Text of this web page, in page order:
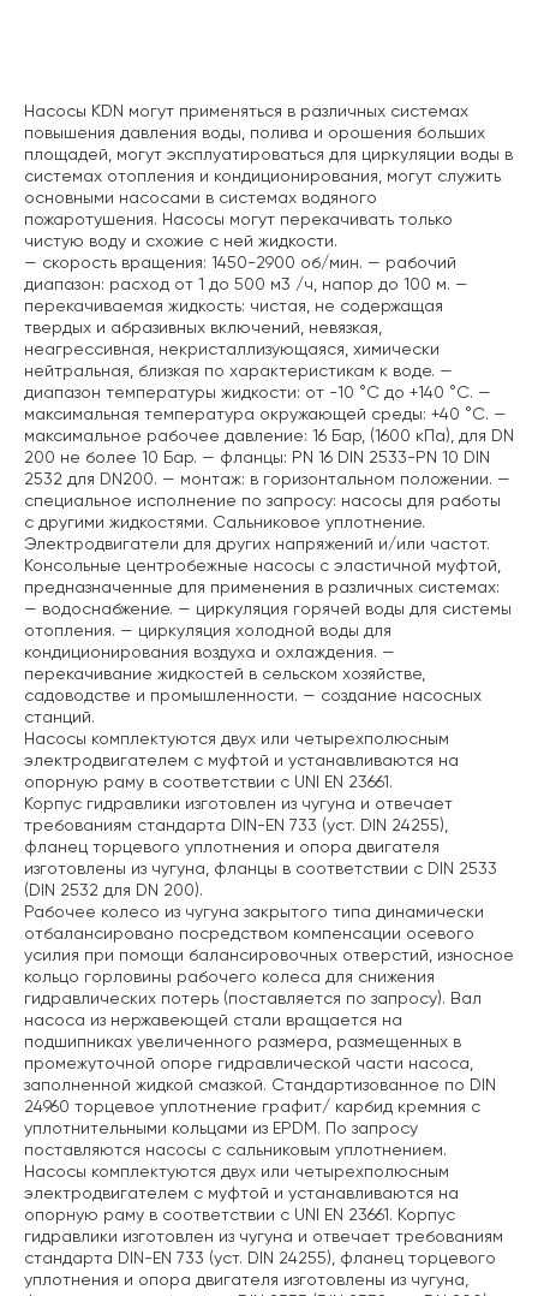
Насосы KDN могут применяться в различных системах
повышения давления воды, полива и орошения больших
площадей, могут эксплуатироваться для циркуляции воды в
системах отопления и кондиционирования, могут служить
основными насосами в системах водяного
пожаротушения. Насосы могут перекачивать только
чистую воду и схожие с ней жидкости.
— скорость вращения: 1450-2900 об/мин. — рабочий
диапазон: расход от 1 до 500 м3 /ч, напор до 100 м. —
перекачиваемая жидкость: чистая, не содержащая
твердых и абразивных включений, невязкая,
неагрессивная, некристаллизующаяся, химически
нейтральная, близкая по характеристикам к воде. —
диапазон температуры жидкости: от -10 °C до +140 °C. —
максимальная температура окружающей среды: +40 °C. —
максимальное рабочее давление: 16 Бар, (1600 кПа), для DN
200 не более 10 Бар. — фланцы: PN 16 DIN 2533-PN 10 DIN
2532 для DN200. — монтаж: в горизонтальном положении. —
специальное исполнение по запросу: насосы для работы
с другими жидкостями. Сальниковое уплотнение.
Электродвигатели для других напряжений и/или частот.
Консольные центробежные насосы с эластичной муфтой,
предназначенные для применения в различных системах:
— водоснабжение. — циркуляция горячей воды для системы
отопления. — циркуляция холодной воды для
кондиционирования воздуха и охлаждения. —
перекачивание жидкостей в сельском хозяйстве,
садоводстве и промышленности. — создание насосных
станций.
Насосы комплектуются двух или четырехполюсным
электродвигателем с муфтой и устанавливаются на
опорную раму в соответствии с UNI EN 23661.
Корпус гидравлики изготовлен из чугуна и отвечает
требованиям стандарта DIN-EN 733 (уст. DIN 24255),
фланец торцевого уплотнения и опора двигателя
изготовлены из чугуна, фланцы в соответствии с DIN 2533
(DIN 2532 для DN 200).
Рабочее колесо из чугуна закрытого типа динамически
отбалансировано посредством компенсации осевого
усилия при помощи балансировочных отверстий, износное
кольцо горловины рабочего колеса для снижения
гидравлических потерь (поставляется по запросу). Вал
насоса из нержавеющей стали вращается на
подшипниках увеличенного размера, размещенных в
промежуточной опоре гидравлической части насоса,
заполненной жидкой смазкой. Стандартизованное по DIN
24960 торцевое уплотнение графит/ карбид кремния с
уплотнительными кольцами из EPDM. По запросу
поставляются насосы с сальниковым уплотнением.
Насосы комплектуются двух или четырехполюсным
электродвигателем с муфтой и устанавливаются на
опорную раму в соответствии с UNI EN 23661. Корпус
гидравлики изготовлен из чугуна и отвечает требованиям
стандарта DIN-EN 733 (уст. DIN 24255), фланец торцевого
уплотнения и опора двигателя изготовлены из чугуна,